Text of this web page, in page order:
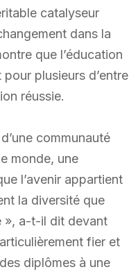
catalyseur
dans la
que l’éducation
plusieurs d’entre
réussie.
communauté
monde, une
l’avenir appartient
la diversité que
», a-t-il dit devant
fier et
diplômes à une